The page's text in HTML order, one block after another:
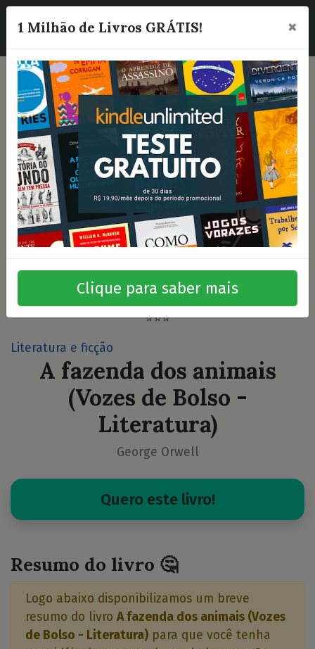
☰
⭐⭐⭐
Literatura e ficção
A fazenda dos animais
(Vozes de Bolso -
Literatura)
George Orwell
Quero este livro!
Resumo do livro 🤔
Logo abaixo disponibilizamos um breve
resumo do livro A fazenda dos animais (Vozes
de Bolso - Literatura) para que você tenha
1 Milhão de Livros GRÁTIS! ×
Clique para saber mais